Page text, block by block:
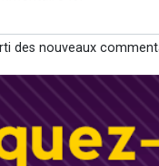
des nouveaux